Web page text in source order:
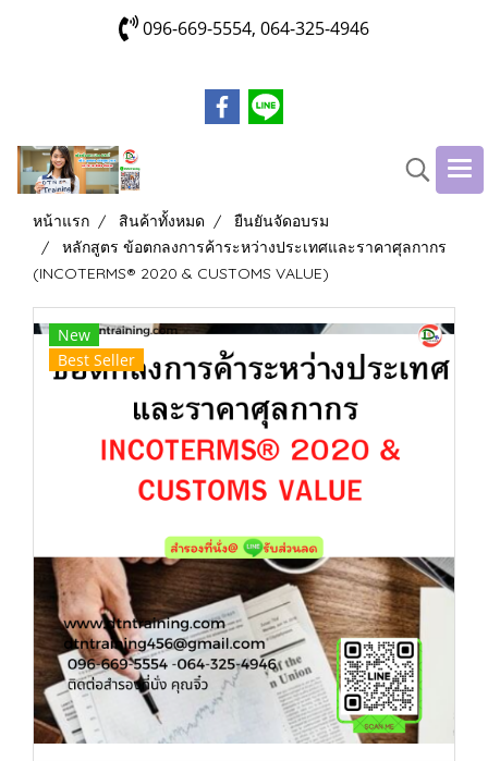
096-669-5554, 064-325-4946
หน้าแรก สินค้าทั้งหมด
ยืนยันจัดอบรม
หลักสูตร ข้อตกลงการค้าระหว่างประเทศและราคาศุลกากร
(INCOTERMS® 2020 & CUSTOMS VALUE)
New
Best Seller